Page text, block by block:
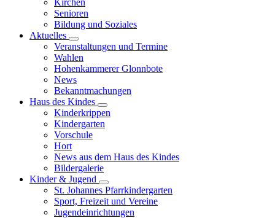
Kirchen
Senioren
Bildung und Soziales
Aktuelles
Veranstaltungen und Termine
Wahlen
Hohenkammerer Glonnbote
News
Bekanntmachungen
Haus des Kindes
Kinderkrippen
Kindergarten
Vorschule
Hort
News aus dem Haus des Kindes
Bildergalerie
Kinder & Jugend
St. Johannes Pfarrkindergarten
Sport, Freizeit und Vereine
Jugendeinrichtungen